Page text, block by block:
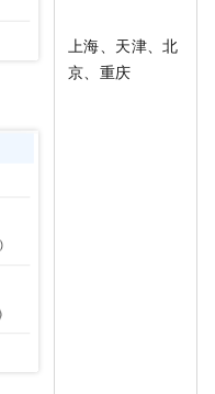
上海、天津、北
京、重庆